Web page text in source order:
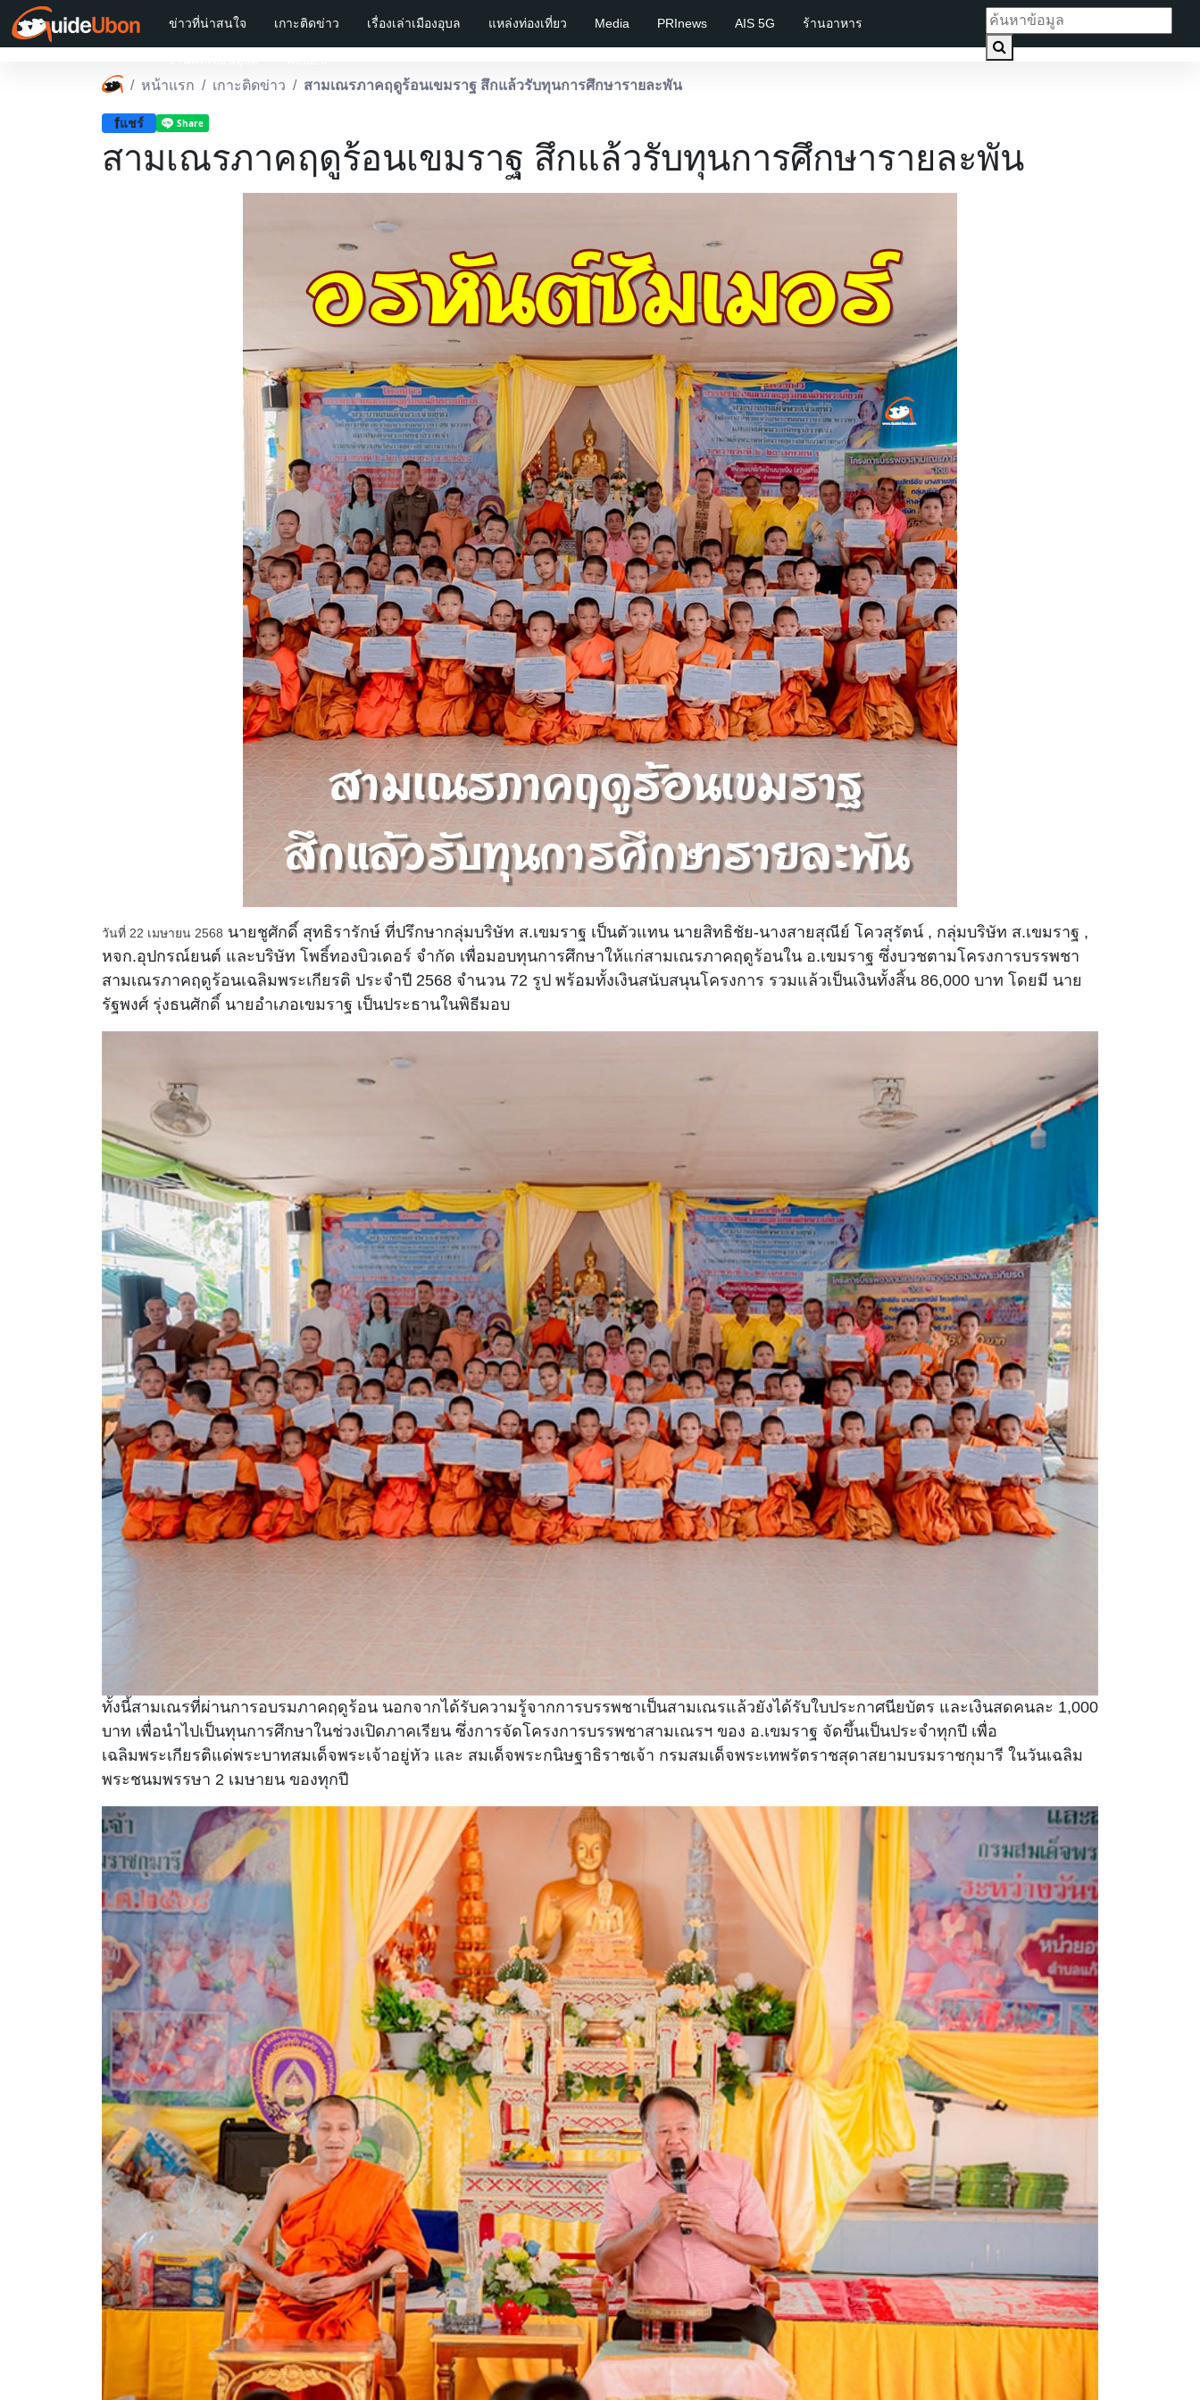
ข่าวที่น่าสนใจ เกาะติดข่าว เรื่องเล่าเมืองอุบล แหล่งท่องเที่ยว Media PRInews AIS 5G ร้านอาหาร
หน้าแรก เกาะติดข่าว สามเณรภาคฤดูร้อนเขมราฐ สึกแล้วรับทุนการศึกษารายละพัน
fแชร์
สามเณรภาคฤดูร้อนเขมราฐ สึกแล้วรับทุนการศึกษารายละพัน
วันที่ 22 เมษายน 2568 นายชูศักดิ์ สุทธิรารักษ์ ที่ปรึกษากลุ่มบริษัท ส.เขมราฐ เป็นตัวแทน นายสิทธิชัย-นางสายสุณีย์ โควสุรัตน์ , กลุ่มบริษัท ส.เขมราฐ ,
หจก.อุปกรณ์ยนต์ และบริษัท โพธิ์ทองบิวเดอร์ จำกัด เพื่อมอบทุนการศึกษาให้แก่สามเณรภาคฤดูร้อนใน อ.เขมราฐ ซึ่งบวชตามโครงการบรรพชา
สามเณรภาคฤดูร้อนเฉลิมพระเกียรติ ประจำปี 2568 จำนวน 72 รูป พร้อมทั้งเงินสนับสนุนโครงการ รวมแล้วเป็นเงินทั้งสิ้น 86,000 บาท โดยมี นาย
รัฐพงศ์ รุ่งธนศักดิ์ นายอำเภอเขมราฐ เป็นประธานในพิธีมอบ
ทั้งนี้สามเณรที่ผ่านการอบรมภาคฤดูร้อน นอกจากได้รับความรู้จากการบรรพชาเป็นสามเณรแล้วยังได้รับใบประกาศนียบัตร และเงินสดคนละ 1,000
บาท เพื่อนำไปเป็นทุนการศึกษาในช่วงเปิดภาคเรียน ซึ่งการจัดโครงการบรรพชาสามเณรฯ ของ อ.เขมราฐ จัดขึ้นเป็นประจำทุกปี เพื่อ
เฉลิมพระเกียรติแด่พระบาทสมเด็จพระเจ้าอยู่หัว และ สมเด็จพระกนิษฐาธิราชเจ้า กรมสมเด็จพระเทพรัตราชสุดาสยามบรมราชกุมารี ในวันเฉลิม
พระชนมพรรษา 2 เมษายน ของทุกปี